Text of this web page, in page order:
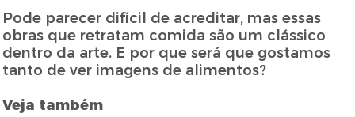
Pode parecer difícil de acreditar, mas essas
obras que retratam comida são um clássico
dentro da arte. E por que será que gostamos
tanto de ver imagens de alimentos?
Veja também